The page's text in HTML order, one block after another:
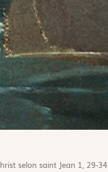
selon saint Jean 1, 29-34